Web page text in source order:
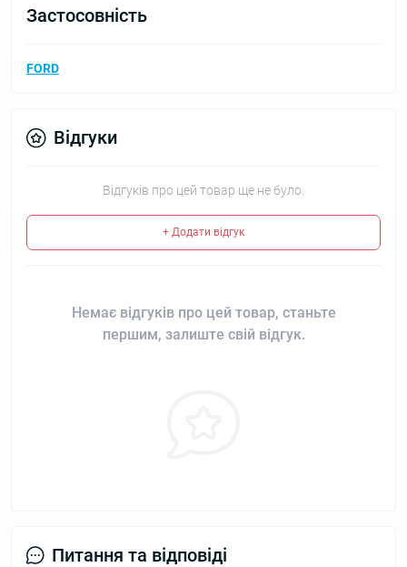
Застосовність
FORD
Відгуки
Відгуків про цей товар ще не було.
+ Додати відгук
Немає відгуків про цей товар, станьте
першим, залиште свій відгук.
Питання та відповіді